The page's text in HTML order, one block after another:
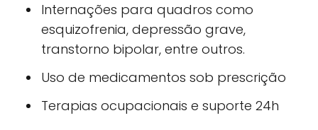
Internações para quadros como
esquizofrenia, depressão grave,
transtorno bipolar, entre outros.
Uso de medicamentos sob prescrição
Terapias ocupacionais e suporte 24h